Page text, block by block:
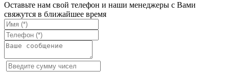
Оставьте нам свой телефон и наши менеджеры с Вами
свяжутся в ближайшее время